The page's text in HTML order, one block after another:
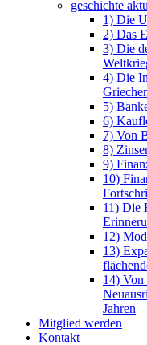
geschichte
1) Die
2) Das
3) Die
4) Die
5)
6)
7) Von
8)
9)
10)
11) Die
12)
13)
14) Von
Jahren
Mitglied werden
Kontakt